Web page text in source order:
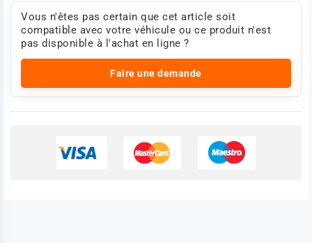
Vous n'êtes pas certain que cet article soit
compatible avec votre véhicule ou ce produit n'est
pas disponible à l'achat en ligne ?
Faire une demande